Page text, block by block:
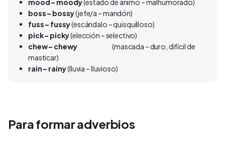
mood – moody(estado de ánimo – malhumorado)
boss – bossy(jefe/a – mandón)
fuss – fussy(escándalo – quisquilloso)
pick – picky(elección – selectivo)
chew – chewy(mascada – duro, difícil de
masticar)
rain – rainy(lluvia – lluvioso)
Para formar adverbios